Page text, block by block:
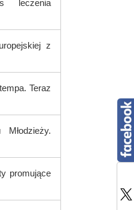
leczenia
z
Teraz
promujące